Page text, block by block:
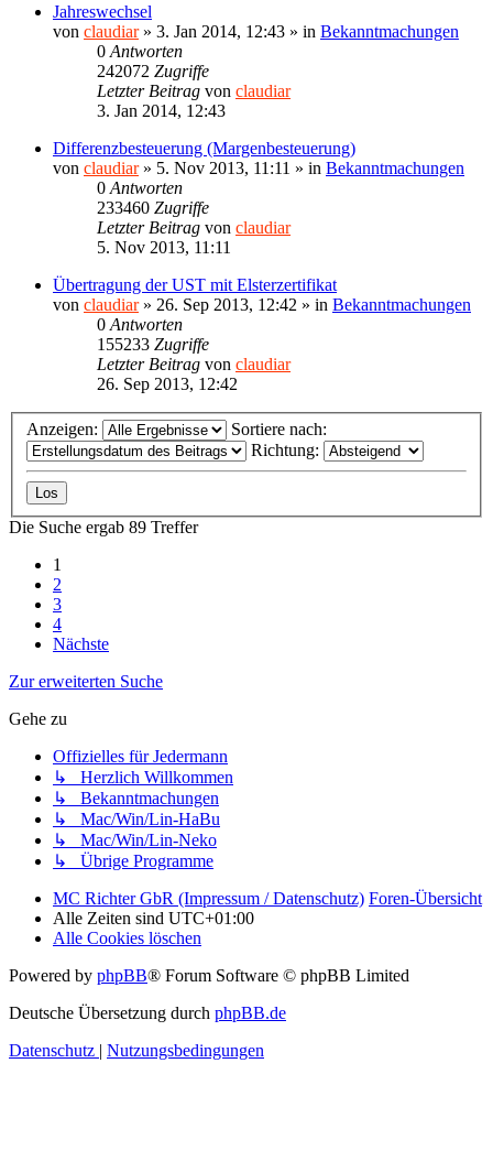
Jahreswechsel
von claudiar» 3. Jan 2014, 12:43 » in Bekanntmachungen
0 Antworten
242072 Zugriffe
Letzter Beitrag von claudiar
3. Jan 2014, 12:43
Differenzbesteuerung (Margenbesteuerung)
von claudiar» 5. Nov 2013, 11:11 » in Bekanntmachungen
0 Antworten
233460 Zugriffe
Letzter Beitrag von claudiar
5. Nov 2013, 11:11
Übertragung der UST mit Elsterzertifikat
von claudiar» 26. Sep 2013, 12:42 » in Bekanntmachungen
0 Antworten
155233 Zugriffe
Letzter Beitrag von claudiar
26. Sep 2013, 12:42
Anzeigen:
Sortiere nach:
Richtung:
Die Suche ergab 89 Treffer
1
2
3
4
Nächste
Zur erweiterten Suche
Gehe zu
Offizielles für Jedermann
↳ Herzlich Willkommen
↳ Bekanntmachungen
↳ Mac/Win/Lin-HaBu
↳ Mac/Win/Lin-Neko
↳ Übrige Programme
MC Richter GbR (Impressum / Datenschutz) Foren-Übersicht
Alle Zeiten sind UTC+01:00
Alle Cookies löschen
Powered by phpBB® Forum Software © phpBB Limited
Deutsche Übersetzung durch phpBB.de
Datenschutz
Nutzungsbedingungen